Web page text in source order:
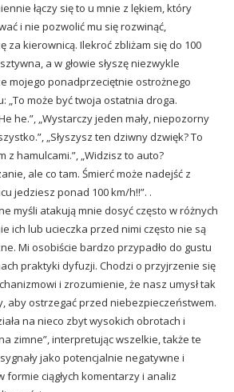
łączy się to u mnie z lękiem, który
i nie pozwolić mu się rozwinąć,
za kierownicą. Ilekroć zbliżam się do 100
a w głowie słyszę niezwykle
mojego ponadprzeciętnie ostrożnego
„To może być twoja ostatnia droga.
he.”, „Wystarczy jeden mały, niepozorny
„Słyszysz ten dziwny dzwięk? To
z hamulcami.”, „Widzisz to auto?
ale co tam. Śmierć może nadejść z
jedziesz ponad 100 km/h!!”. .
myśli atakują mnie dosyć często w różnych
ich lub ucieczka przed nimi często nie są
Mi osobiście bardzo przypadło do gustu
praktyki dyfuzji. Chodzi o przyjrzenie się
i zrozumienie, że nasz umysł tak
aby ostrzegać przed niebezpieczeństwem.
na nieco zbyt wysokich obrotach i
zimne”, interpretując wszelkie, także te
jako potencjalnie negatywne i
formie ciągłych komentarzy i analiz